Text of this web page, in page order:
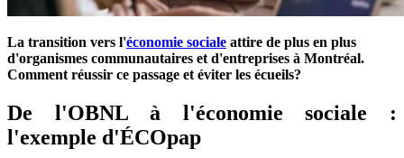
La transition vers l'économie sociale attire de plus en plus
d'organismes communautaires et d'entreprises à Montréal.
Comment réussir ce passage et éviter les écueils?
De l'OBNL à l'économie sociale :
l'exemple d'ÉCOpap